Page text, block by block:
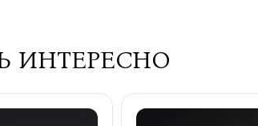
ИНТЕРЕСНО